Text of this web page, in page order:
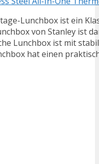
Lunchbox ist ein
von Stanley ist
Lunchbox ist mit
hat einen